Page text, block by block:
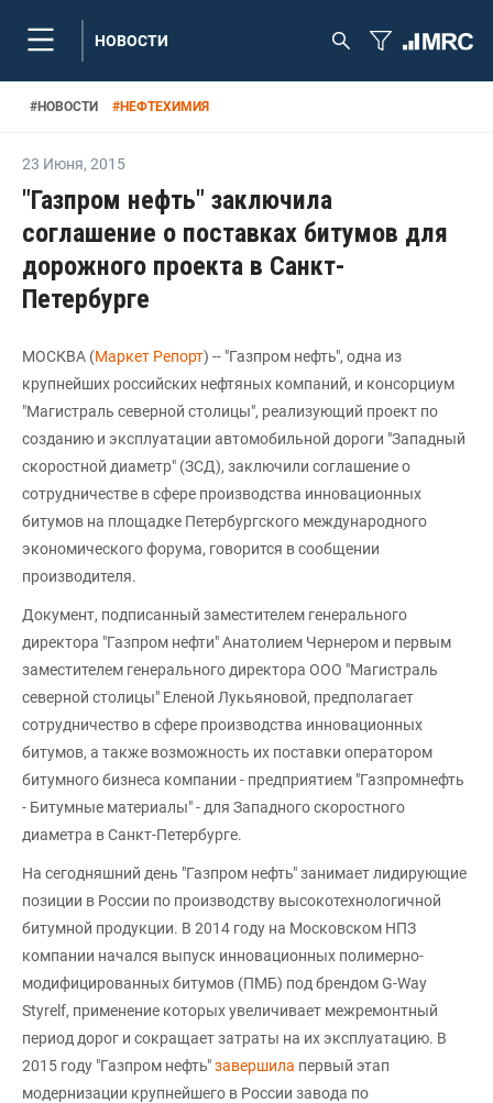
НОВОСТИ
#НОВОСТИ #НЕФТЕХИМИЯ
23 Июня, 2015
"Газпром нефть" заключила
соглашение о поставках битумов для
дорожного проекта в Санкт-
Петербурге
МОСКВА (Маркет Репорт) -- "Газпром нефть", одна из
крупнейших российских нефтяных компаний, и консорциум
"Магистраль северной столицы", реализующий проект по
созданию и эксплуатации автомобильной дороги "Западный
скоростной диаметр" (ЗСД), заключили соглашение о
сотрудничестве в сфере производства инновационных
битумов на площадке Петербургского международного
экономического форума, говорится в сообщении
производителя.
Документ, подписанный заместителем генерального
директора "Газпром нефти" Анатолием Чернером и первым
заместителем генерального директора ООО "Магистраль
северной столицы" Еленой Лукьяновой, предполагает
сотрудничество в сфере производства инновационных
битумов, а также возможность их поставки оператором
битумного бизнеса компании - предприятием "Газпромнефть
- Битумные материалы" - для Западного скоростного
диаметра в Санкт-Петербурге.
На сегодняшний день "Газпром нефть" занимает лидирующие
позиции в России по производству высокотехнологичной
битумной продукции. В 2014 году на Московском НПЗ
компании начался выпуск инновационных полимерно-
модифицированных битумов (ПМБ) под брендом G-Way
Styrelf, применение которых увеличивает межремонтный
период дорог и сокращает затраты на их эксплуатацию. В
2015 году "Газпром нефть"завершила первый этап
модернизации крупнейшего в России завода по